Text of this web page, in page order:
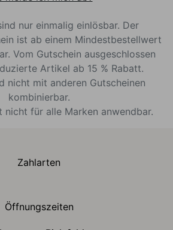
nur einmalig einlösbar. Der
ist ab einem Mindestbestellwert
Vom Gutschein ausgeschlossen
Artikel ab 15 % Rabatt.
nicht mit anderen Gutscheinen
kombinierbar.
nicht für alle Marken anwendbar.
Zahlarten
Öffnungszeiten